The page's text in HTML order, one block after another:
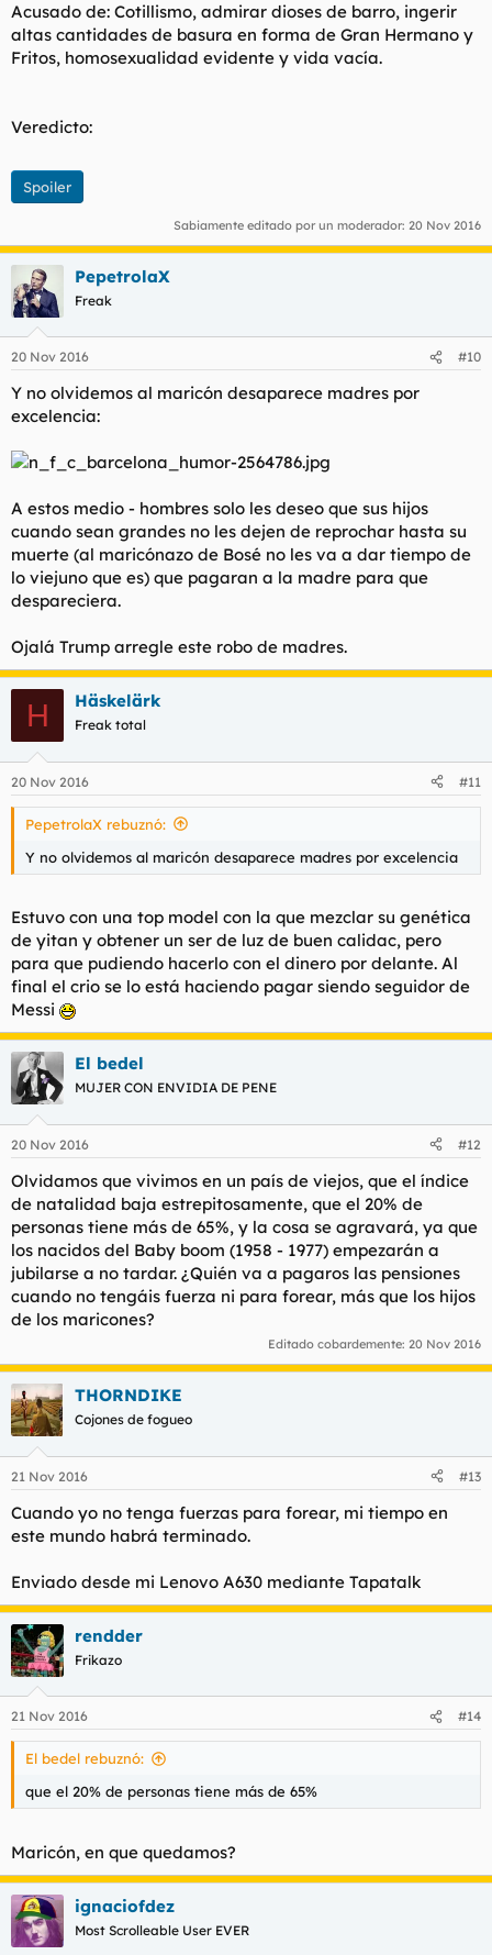
Acusado de: Cotillismo, admirar dioses de barro, ingerir
altas cantidades de basura en forma de Gran Hermano y
Fritos, homosexualidad evidente y vida vacía.
Veredicto:
Spoiler
Sabiamente editado por un moderador: 20 Nov 2016
PepetrolaX
Freak
20 Nov 2016 #10
Y no olvidemos al maricón desaparece madres por
excelencia:
A estos medio - hombres solo les deseo que sus hijos
cuando sean grandes no les dejen de reprochar hasta su
muerte (al maricónazo de Bosé no les va a dar tiempo de
lo viejuno que es) que pagaran a la madre para que
despareciera.
Ojalá Trump arregle este robo de madres.
H Häskelärk
Freak total
20 Nov 2016 #11
PepetrolaX rebuznó:
Y no olvidemos al maricón desaparece madres por excelencia
Estuvo con una top model con la que mezclar su genética
de yitan y obtener un ser de luz de buen calidac, pero
para que pudiendo hacerlo con el dinero por delante. Al
final el crio se lo está haciendo pagar siendo seguidor de
Messi
El bedel
MUJER CON ENVIDIA DE PENE
20 Nov 2016 #12
Olvidamos que vivimos en un país de viejos, que el índice
de natalidad baja estrepitosamente, que el 20% de
personas tiene más de 65%, y la cosa se agravará, ya que
los nacidos del Baby boom (1958 - 1977) empezarán a
jubilarse a no tardar. ¿Quién va a pagaros las pensiones
cuando no tengáis fuerza ni para forear, más que los hijos
de los maricones?
Editado cobardemente: 20 Nov 2016
THORNDIKE
Cojones de fogueo
21 Nov 2016 #13
Cuando yo no tenga fuerzas para forear, mi tiempo en
este mundo habrá terminado.
Enviado desde mi Lenovo A630 mediante Tapatalk
rendder
Frikazo
21 Nov 2016 #14
El bedel rebuznó:
que el 20% de personas tiene más de 65%
Maricón, en que quedamos?
ignaciofdez
Most Scrolleable User EVER